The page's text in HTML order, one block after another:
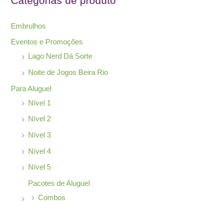
r
p
Embrulhos
Eventos e Promoções
Lago Nerd Dá Sorte
Noite de Jogos Beira Rio
Para Aluguel
Nível 1
Nível 2
Nível 3
Nível 4
Nível 5
Pacotes de Aluguel
Combos